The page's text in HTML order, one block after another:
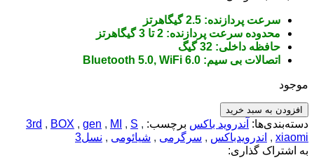
سرعت پردازنده: 2.5 گیگاهرتز
محدوده سرعت پردازنده: 2 تا 3 گیگاهرتز
حافظه داخلی: 32 گیگ
اتصالات بی سیم: Bluetooth 5.0, WiFi 6.0
موجود
افزودن به سبد خرید
دسته‌بندی‌ها: آندروید باکس برچسب: 3rd , BOX , gen , MI , S ,
xiaomi
, اندرویدباکس , سرگرمی , شیائومی , نسل3
به اشتراک گذاری: